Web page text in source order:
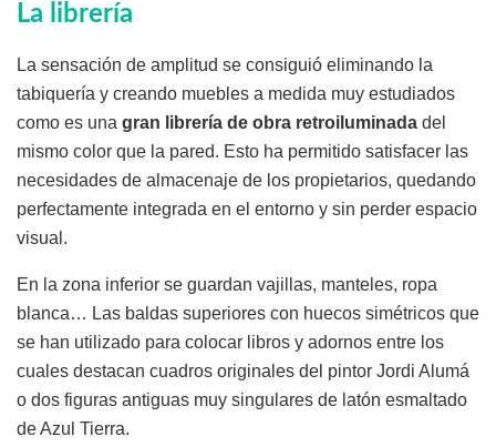
La librería
La sensación de amplitud se consiguió eliminando la
tabiquería y creando muebles a medida muy estudiados
como es una gran librería de obra retroiluminada del
mismo color que la pared. Esto ha permitido satisfacer las
necesidades de almacenaje de los propietarios, quedando
perfectamente integrada en el entorno y sin perder espacio
visual.
En la zona inferior se guardan vajillas, manteles, ropa
blanca… Las baldas superiores con huecos simétricos que
se han utilizado para colocar libros y adornos entre los
cuales destacan cuadros originales del pintor Jordi Alumá
o dos figuras antiguas muy singulares de latón esmaltado
de Azul Tierra.